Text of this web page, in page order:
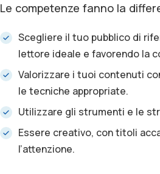
Le competenze fanno la
Scegliere il tuo pubblico di
lettore ideale e favorendo la
Valorizzare i tuoi contenuti
le tecniche appropriate.
Utilizzare gli strumenti e le
Essere creativo, con titoli
l’attenzione.